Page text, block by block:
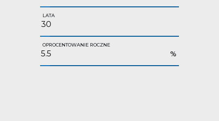
LATA
OPROCENTOWANIE ROCZNE
%